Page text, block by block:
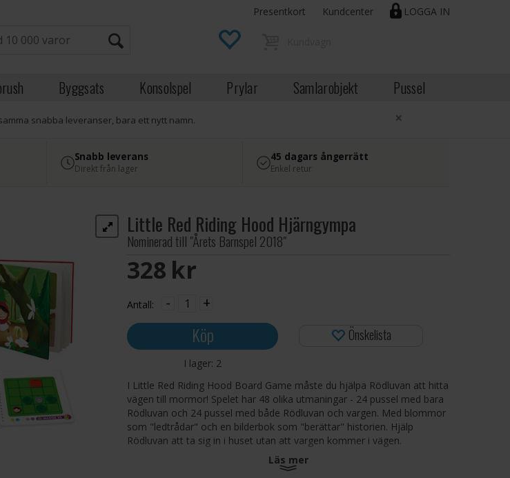
LOGGA IN
Presentkort Kundcenter
Byggsats Konsolspel Prylar Samlarobjekt Pussel
snabba leveranser, bara ett nytt namn. ×
Snabb leverans
Direkt från lager
45 dagars ångerrätt
Enkel retur
Little Red Riding Hood Hjärngympa
Nominerad till "Årets Barnspel 2018"
328 SEK
Antall: - +
Köp
I lager: 2
Önskelista
I Little Red Riding Hood Board Game måste du hjälpa Rödluvan att hitta
vägen till mormor! Spelet har 48 olika utmaningar - 24 pussel med bara
Rödluvan och 24 pussel med både Rödluvan och vargen. Med blommor
som "ledtrådar" och en bilderbok som "berättar" historien. Hjälp
Rödluvan att ta sig in i huset utan att vargen kommer i vägen.
Detta är ett spel i Smartgames-serien, som stimulerar följande
Läs mer